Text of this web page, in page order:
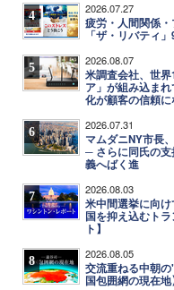
4 2026.07.27
疲労・人間関係
「ザ・リバティ
5 2026.08.07
米調査会社、世
ア」が組み込ま
化が顧客の信頼
6 2026.07.31
マムダニNY市長
─ さらに同氏の
義へばく進
7 2026.08.03
米中間選挙に向
国を抑え込むト
ト】
8 2026.08.05
交流重ねる中朝
国包囲網の現在地